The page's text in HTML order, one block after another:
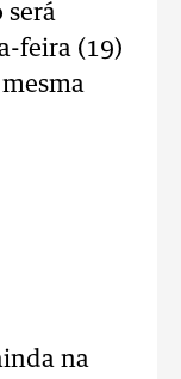
será
feira (19)
na